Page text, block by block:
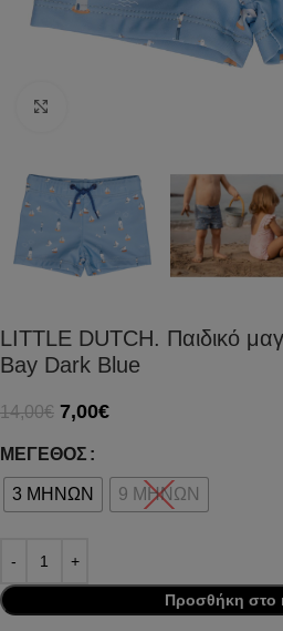
LITTLE DUTCH. Παιδικό
Bay Dark Blue
14,00€ 7,00€
ΜΈΓΕΘΟΣ
3 ΜΗΝΩΝ 9 ΜΗΝΩΝ
Προσθήκη στο